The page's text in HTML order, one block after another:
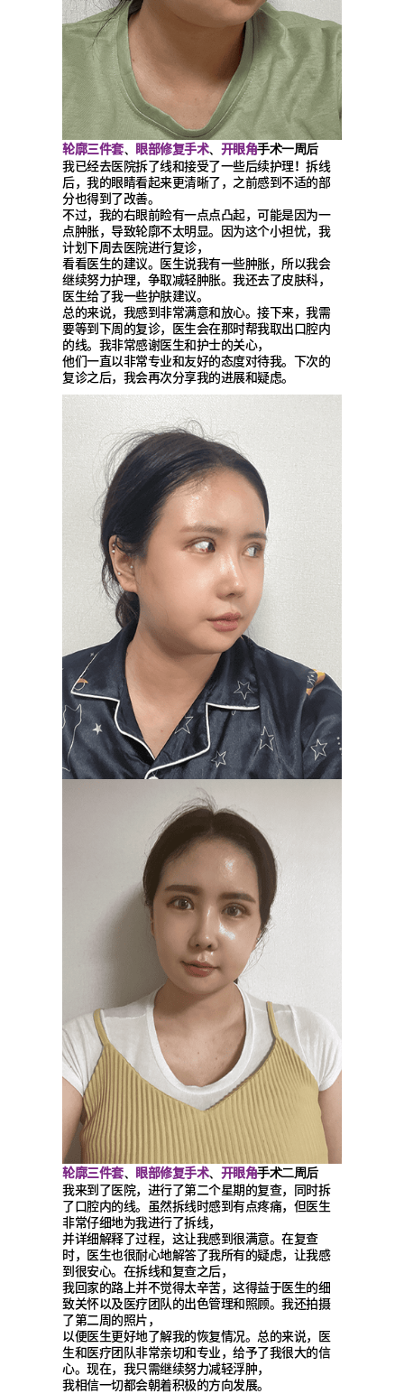
轮廓三件套、 眼部修复手术、 开眼角手术一周后
我已经去医院拆了线和接受了一些后续护理！拆线
后，我的眼睛看起来更清晰了，之前感到不适的部
分也得到了改善。
不过，我的右眼前睑有一点点凸起，可能是因为一
点肿胀，导致轮廓不太明显。因为这个小担忧，我
计划下周去医院进行复诊，
看看医生的建议。医生说我有一些肿胀，所以我会
继续努力护理，争取减轻肿胀。我还去了皮肤科，
医生给了我一些护肤建议。
总的来说，我感到非常满意和放心。接下来，我需
要等到下周的复诊，医生会在那时帮我取出口腔内
的线。我非常感谢医生和护士的关心，
他们一直以非常专业和友好的态度对待我。下次的
复诊之后，我会再次分享我的进展和疑虑。
轮廓三件套、 眼部修复手术、 开眼角手术二周后
我来到了医院，进行了第二个星期的复查，同时拆
了口腔内的线。虽然拆线时感到有点疼痛，但医生
非常仔细地为我进行了拆线，
并详细解释了过程，这让我感到很满意。在复查
时，医生也很耐心地解答了我所有的疑虑，让我感
到很安心。在拆线和复查之后，
我回家的路上并不觉得太辛苦，这得益于医生的细
致关怀以及医疗团队的出色管理和照顾。我还拍摄
了第二周的照片，
以便医生更好地了解我的恢复情况。总的来说，医
生和医疗团队非常亲切和专业，给予了我很大的信
心。现在，我只需继续努力减轻浮肿，
我相信一切都会朝着积极的方向发展。